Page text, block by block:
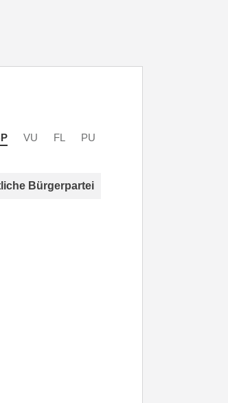
VU FL PU
Bürgerpartei